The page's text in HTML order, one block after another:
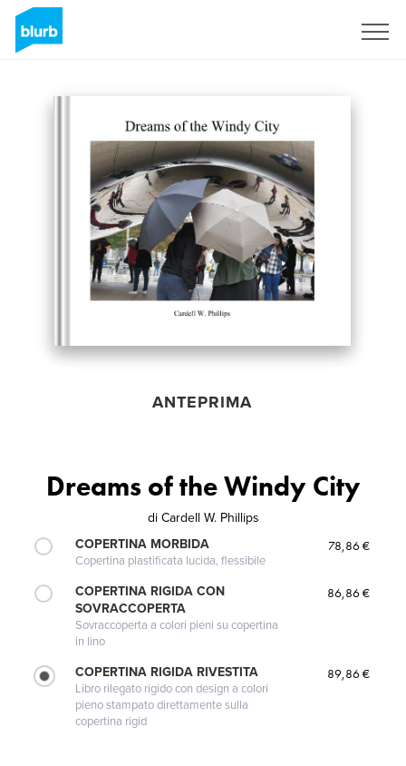
ANTEPRIMA
Dreams of the Windy City
di Cardell W. Phillips
COPERTINA MORBIDA
Copertina plastificata lucida, flessibile
78,86 €
COPERTINA RIGIDA CON
SOVRACCOPERTA
Sovraccoperta a colori pieni su copertina
in lino
86,86 €
COPERTINA RIGIDA RIVESTITA
Libro rilegato rigido con design a colori
pieno stampato direttamente sulla
copertina rigid
89,86 €